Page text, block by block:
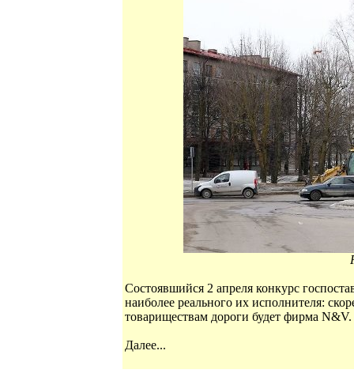
Состоявшийся 2 апреля конкурс
наиболее реального их исполнителя:
товариществам дороги будет фирма N&V.
Далее...